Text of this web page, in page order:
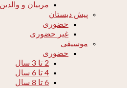
مربیان و والدین
پیش دبستان
حضوری
غیر حضوری
موسیقی
حضوری
2 تا 3 سال
4 تا 6 سال
6 تا 8 سال